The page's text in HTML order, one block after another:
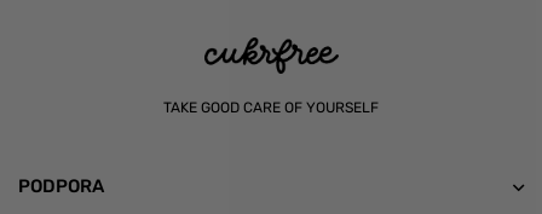
TAKE GOOD CARE OF YOURSELF
PODPORA